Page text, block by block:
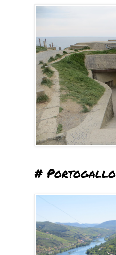
# Portogallo